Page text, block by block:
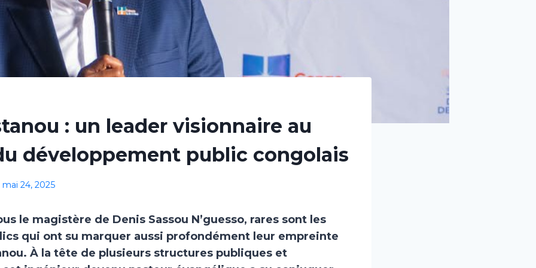
: un leader visionnaire au
développement public congolais
mai 24, 2025
le magistère de Denis Sassou N’guesso, rares sont les
qui ont su marquer aussi profondément leur empreinte
À la tête de plusieurs structures publiques et